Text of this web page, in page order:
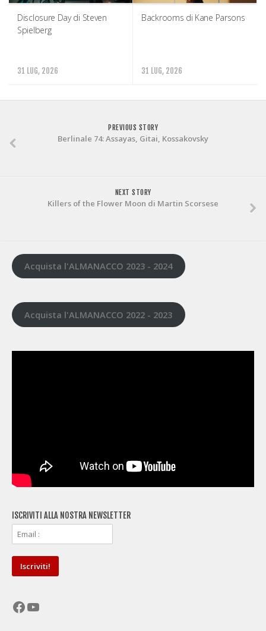
Disclosure Day di Steven
Spielberg
31 LUG, 2026
Backrooms di Kane Parsons
31 LUG, 2026
PREVIOUS STORY
Berlinale 74: Assayas, Gitai, Kossakovsky
NEXT STORY
Killers of the Flower Moon di Martin Scorsese
Acquista l'ALMANACCO 2023 - 2024
Acquista l'ALMANACCO 2022 - 2023
ISCRIVITI ALLA NOSTRA NEWSLETTER
Facebook
YouTube